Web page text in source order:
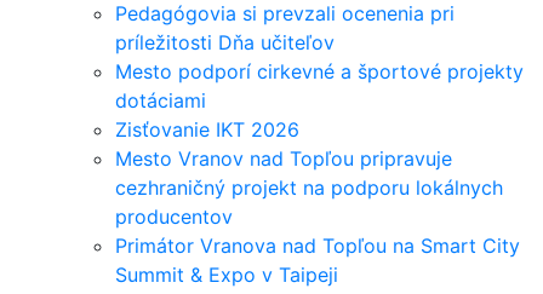
Pedagógovia si prevzali ocenenia pri
príležitosti Dňa učiteľov
Mesto podporí cirkevné a športové projekty
dotáciami
Zisťovanie IKT 2026
Mesto Vranov nad Topľou pripravuje
cezhraničný projekt na podporu lokálnych
producentov
Primátor Vranova nad Topľou na Smart City
Summit & Expo v Taipeji